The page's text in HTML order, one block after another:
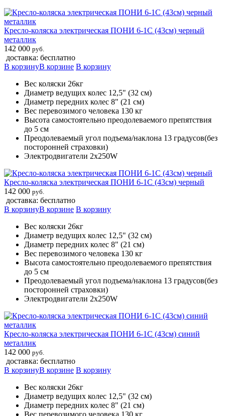
Кресло-коляска электрическая ПОНИ 6-1С (43см) черный
металлик
142 000 руб.
доставка: бесплатно
В корзинуВ корзине В корзину
Вес коляски 26кг
Диаметр ведущих колес 12,5" (32 см)
Диаметр передних колес 8" (21 см)
Вес перевозимого человека 130 кг
Высота самостоятельно преодолеваемого препятствия
до 5 см
Преодолеваемый угол подъема/наклона 13 градусов(без
посторонней страховки)
Электродвигатели 2х250W
Кресло-коляска электрическая ПОНИ 6-1С (43см) черный
142 000 руб.
доставка: бесплатно
В корзинуВ корзине В корзину
Вес коляски 26кг
Диаметр ведущих колес 12,5" (32 см)
Диаметр передних колес 8" (21 см)
Вес перевозимого человека 130 кг
Высота самостоятельно преодолеваемого препятствия
до 5 см
Преодолеваемый угол подъема/наклона 13 градусов(без
посторонней страховки)
Электродвигатели 2х250W
Кресло-коляска электрическая ПОНИ 6-1С (43см) синий
металлик
142 000 руб.
доставка: бесплатно
В корзинуВ корзине В корзину
Вес коляски 26кг
Диаметр ведущих колес 12,5" (32 см)
Диаметр передних колес 8" (21 см)
Вес перевозимого человека 130 кг